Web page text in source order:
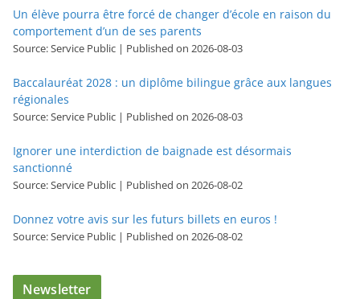
Un élève pourra être forcé de changer d’école en raison du
comportement d’un de ses parents
Source: Service Public Published on 2026-08-03
Baccalauréat 2028 : un diplôme bilingue grâce aux langues
régionales
Source: Service Public Published on 2026-08-03
Ignorer une interdiction de baignade est désormais
sanctionné
Source: Service Public Published on 2026-08-02
Donnez votre avis sur les futurs billets en euros !
Source: Service Public Published on 2026-08-02
Newsletter